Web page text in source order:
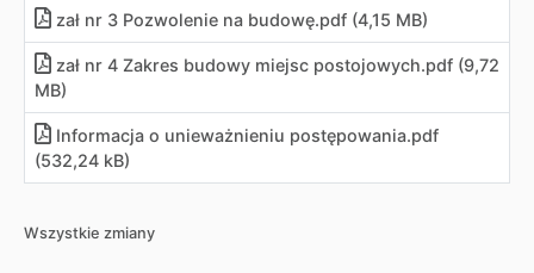
zał nr 3 Pozwolenie na budowę.pdf (4,15 MB)
zał nr 4 Zakres budowy miejsc postojowych.pdf (9,72
MB)
Informacja o unieważnieniu postępowania.pdf
(532,24 kB)
Wszystkie zmiany